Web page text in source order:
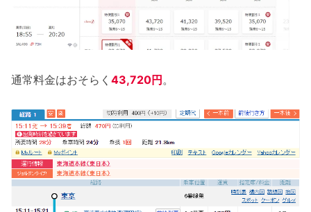
通常料金はおそらく 43,720円 。